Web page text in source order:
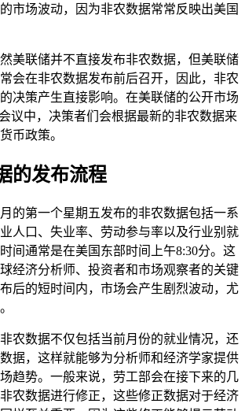
市场波动，因为非农数据常常反映出美国
美联储并不直接发布非农数据，但美联储
会在非农数据发布前后召开，因此，非农
决策产生直接影响。在美联储的公开市场
议中，决策者们会根据最新的非农数据来
币政策。
的发布流程
的第一个星期五发布的非农数据包括一系
人口、失业率、劳动参与率以及行业别就
间通常是在美国东部时间上午8:30分。这
经济分析师、投资者和市场观察者的关键
后的短时间内，市场会产生剧烈波动，尤
农数据不仅包括当前月份的就业情况，还
据，这样就能够为分析师和经济学家提供
趋势。一般来说，劳工部会在接下来的几
农数据进行修正，这些修正数据对于经济